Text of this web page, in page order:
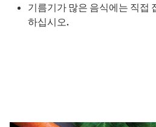
기름기가 많은 음식에는 직접
하십시오.